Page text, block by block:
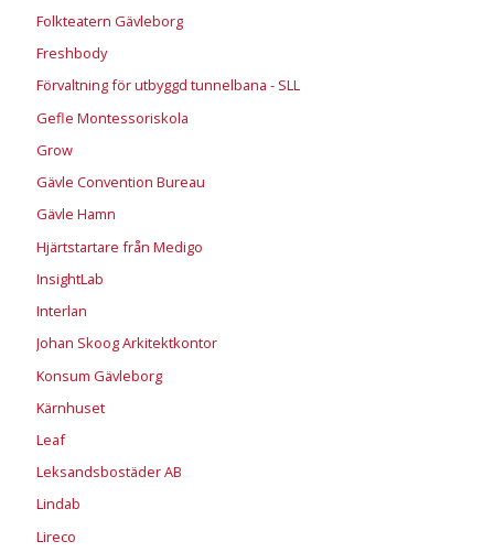
Folkteatern Gävleborg
Freshbody
Förvaltning för utbyggd tunnelbana - SLL
Gefle Montessoriskola
Grow
Gävle Convention Bureau
Gävle Hamn
Hjärtstartare från Medigo
InsightLab
Interlan
Johan Skoog Arkitektkontor
Konsum Gävleborg
Kärnhuset
Leaf
Leksandsbostäder AB
Lindab
Lireco